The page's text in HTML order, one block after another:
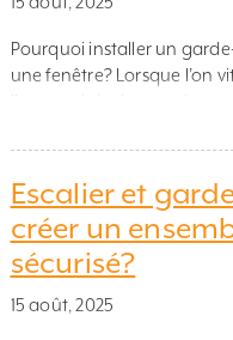
Pourquoi installer un
une fenêtre? Lorsque l’on
garde-corps de fenêtre,
sous le terme de barre
à la française, est une
essentielle pour toutes les
en […]
Escalier et
créer un
sécurisé?
15 août, 2025